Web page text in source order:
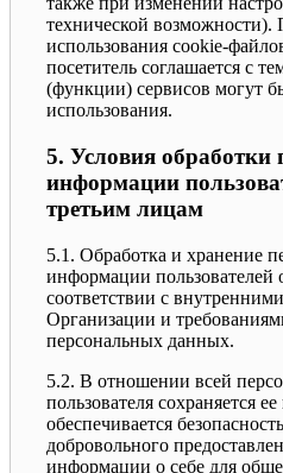
технической возможности).
использования cookie-
посетитель соглашается с
(функции) сервисов могут
использования.
5. Условия обработки
информации
третьим лицам
5.1. Обработка и хранение
информации пользователей
соответствии с
Организации и
персональных данных.
5.2. В отношении всей
пользователя сохраняется
обеспечивается
добровольного
информации о себе для